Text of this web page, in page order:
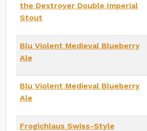
the Destroyer Double Imperial
Stout
Blu Violent Medieval Blueberry
Ale
Blu Violent Medieval Blueberry
Ale
Frogichlaus Swiss-Style